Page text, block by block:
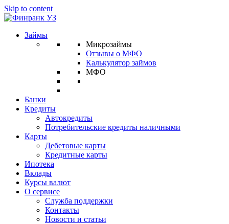
Skip to content
Займы
Микрозаймы
Отзывы о МФО
Калькулятор займов
МФО
Банки
Кредиты
Автокредиты
Потребительские кредиты наличными
Карты
Дебетовые карты
Кредитные карты
Ипотека
Вклады
Курсы валют
О сервисе
Служба поддержки
Контакты
Новости и статьи